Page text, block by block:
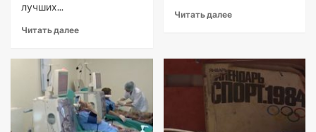
лучших...
Читать далее
Читать далее